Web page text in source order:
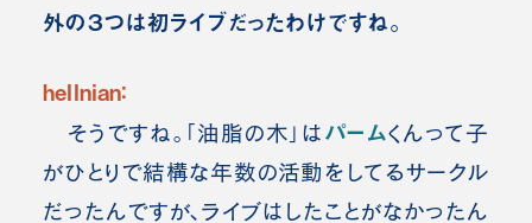
外の３つは初ライブだったわけですね。
hellnian：
そうですね。「油脂の木」は パームくんって子
がひとりで結構な年数の活動をしてるサークル
だったんですが、ライブはしたことがなかったん